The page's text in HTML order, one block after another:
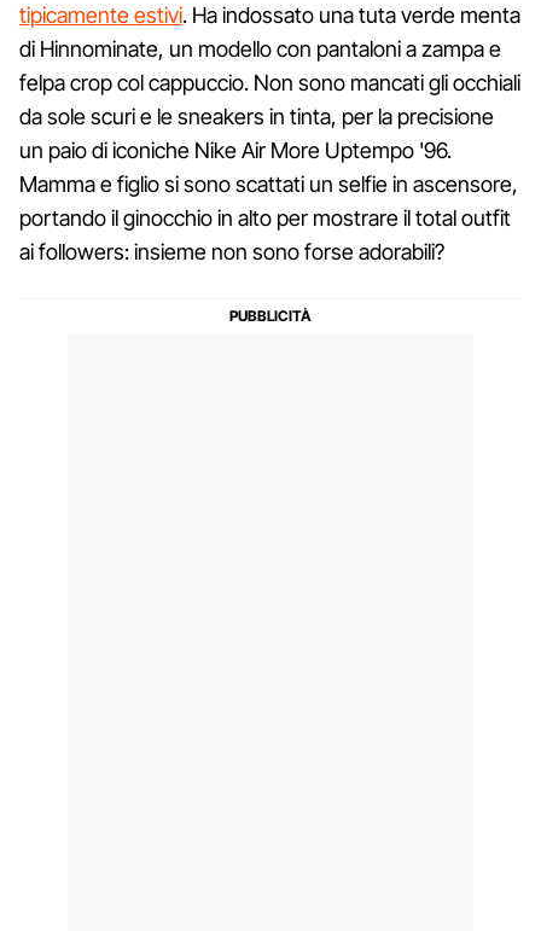
tipicamente estivi. Ha indossato una tuta verde menta
di Hinnominate, un modello con pantaloni a zampa e
felpa crop col cappuccio. Non sono mancati gli occhiali
da sole scuri e le sneakers in tinta, per la precisione
un paio di iconiche Nike Air More Uptempo '96.
Mamma e figlio si sono scattati un selfie in ascensore,
portando il ginocchio in alto per mostrare il total outfit
ai followers: insieme non sono forse adorabili?